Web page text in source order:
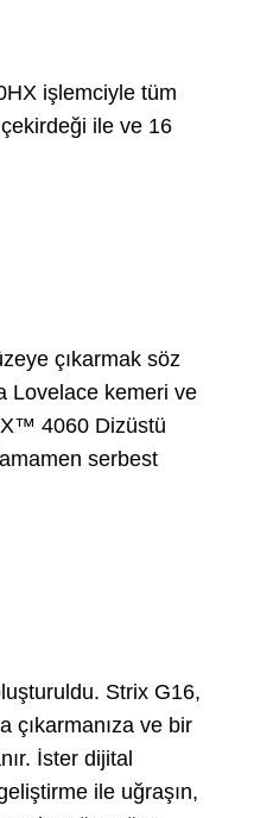
işlemciyle tüm
ile ve 16
çıkarmak söz
Lovelace kemeri ve
4060 Dizüstü
serbest
Strix G16,
çıkarmanıza ve bir
İster dijital
ile uğraşın,